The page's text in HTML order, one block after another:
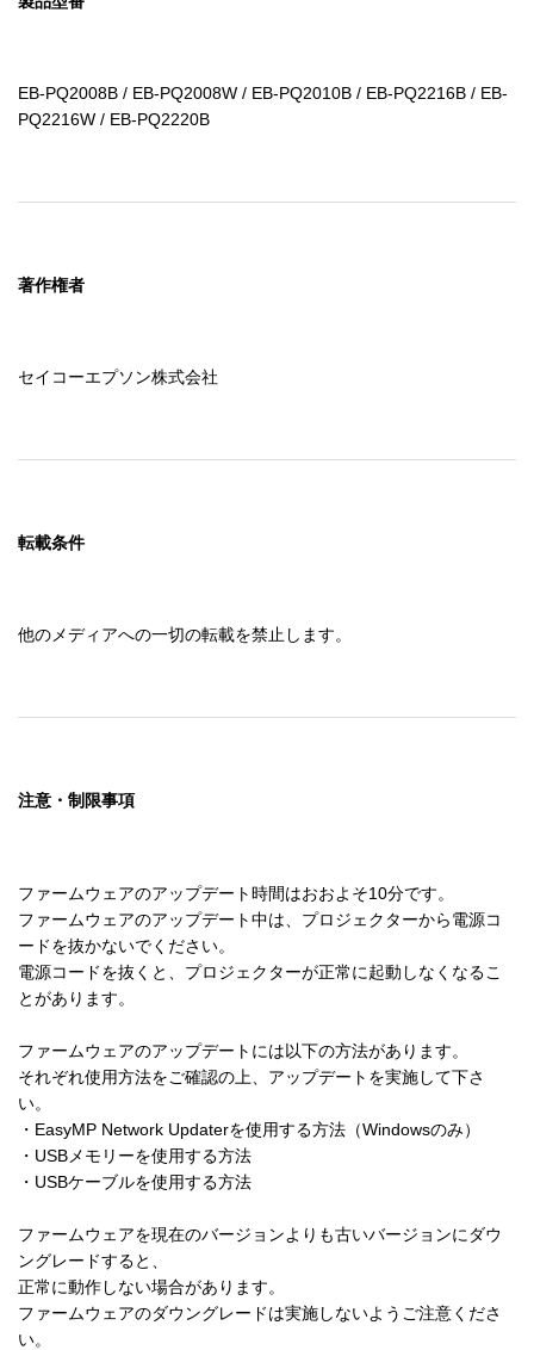
EB-PQ2008B / EB-PQ2008W / EB-PQ2010B / EB-PQ2216B / EB-
PQ2216W / EB-PQ2220B
著作権者
セイコーエプソン株式会社
転載条件
他のメディアへの一切の転載を禁止します。
注意・制限事項
ファームウェアのアップデート時間はおおよそ10分です。
ファームウェアのアップデート中は、プロジェクターから電源コ
ードを抜かないでください。
電源コードを抜くと、プロジェクターが正常に起動しなくなるこ
とがあります。
ファームウェアのアップデートには以下の方法があります。
それぞれ使用方法をご確認の上、アップデートを実施して下さ
い。
・EasyMP Network Updaterを使用する方法（Windowsのみ）
・USBメモリーを使用する方法
・USBケーブルを使用する方法
ファームウェアを現在のバージョンよりも古いバージョンにダウ
ングレードすると、
正常に動作しない場合があります。
ファームウェアのダウングレードは実施しないようご注意くださ
い。